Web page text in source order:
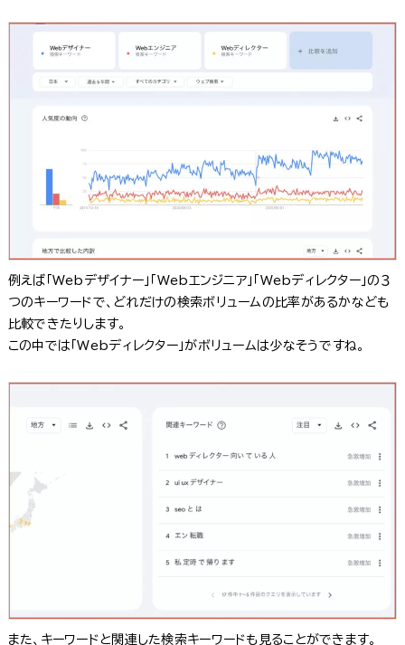
例えば「Webデザイナー」「Webエンジニア」「Webディレクター」の３
つのキーワードで、どれだけの検索ボリュームの比率があるかなども
比較できたりします。
この中では「Webディレクター」がボリュームは少なそうですね。
また、キーワードと関連した検索キーワードも見ることができます。